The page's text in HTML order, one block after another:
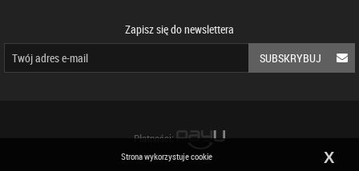
Zapisz się do newslettera
SUBSKRYBUJ
Płatności:
Strona wykorzystuje cookie X